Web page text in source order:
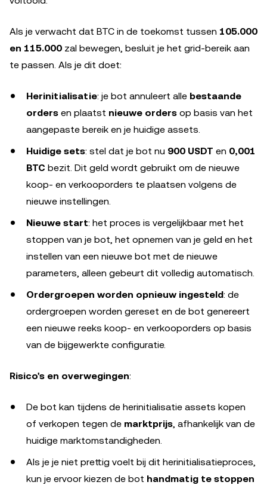
Als je verwacht dat BTC in de toekomst tussen 105.000
en 115.000 zal bewegen, besluit je het grid-bereik aan
te passen. Als je dit doet:
Herinitialisatie: je bot annuleert alle bestaande
orders en plaatst nieuwe orders op basis van het
aangepaste bereik en je huidige assets.
Huidige sets: stel dat je bot nu 900 USDT en 0,001
BTC bezit. Dit geld wordt gebruikt om de nieuwe
koop- en verkooporders te plaatsen volgens de
nieuwe instellingen.
Nieuwe start: het proces is vergelijkbaar met het
stoppen van je bot, het opnemen van je geld en het
instellen van een nieuwe bot met de nieuwe
parameters, alleen gebeurt dit volledig automatisch.
Ordergroepen worden opnieuw ingesteld: de
ordergroepen worden gereset en de bot genereert
een nieuwe reeks koop- en verkooporders op basis
van de bijgewerkte configuratie.
Risico's en overwegingen:
De bot kan tijdens de herinitialisatie assets kopen
of verkopen tegen de marktprijs, afhankelijk van de
huidige marktomstandigheden.
Als je je niet prettig voelt bij dit herinitialisatieproces,
kun je ervoor kiezen de bot handmatig te stoppen